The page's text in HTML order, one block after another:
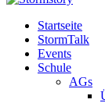
Eure digitale
Startseite
StormTalk
Events
Schule
AGs